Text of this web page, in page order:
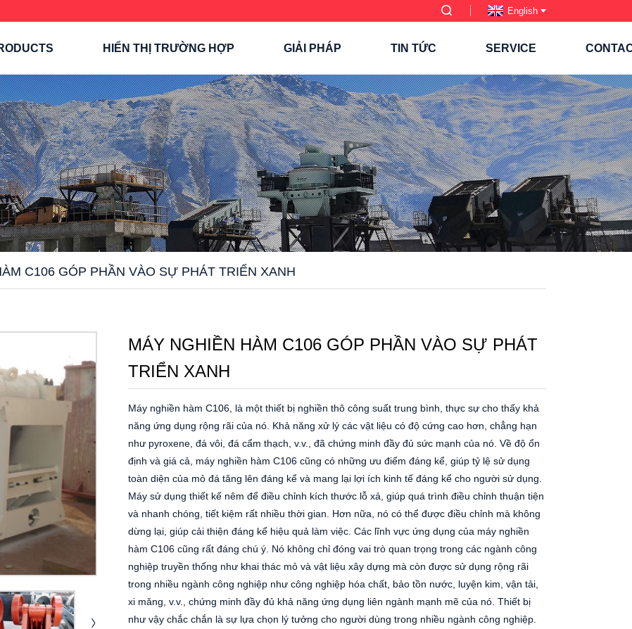
English
HIỂN THỊ TRƯỜNG HỢP GIẢI PHÁP TIN TỨC SERVICE
C106 GÓP PHẦN VÀO SỰ PHÁT TRIỂN XANH
MÁY NGHIỀN HÀM C106 GÓP PHẦN VÀO SỰ PHÁT
TRIỂN XANH
Máy nghiền hàm C106, là một thiết bị nghiền thô công suất trung bình, thực sự cho thấy khả
năng ứng dụng rộng rãi của nó. Khả năng xử lý các vật liệu có độ cứng cao hơn, chẳng hạn
như pyroxene, đá vôi, đá cẩm thạch, v.v., đã chứng minh đầy đủ sức mạnh của nó. Về độ ổn
định và giá cả, máy nghiền hàm C106 cũng có những ưu điểm đáng kể, giúp tỷ lệ sử dụng
toàn diện của mỏ đá tăng lên đáng kể và mang lại lợi ích kinh tế đáng kể cho người sử dụng.
Máy sử dụng thiết kế nêm để điều chỉnh kích thước lỗ xả, giúp quá trình điều chỉnh thuận tiện
và nhanh chóng, tiết kiệm rất nhiều thời gian. Hơn nữa, nó có thể được điều chỉnh mà không
dừng lại, giúp cải thiện đáng kể hiệu quả làm việc. Các lĩnh vực ứng dụng của máy nghiền
hàm C106 cũng rất đáng chú ý. Nó không chỉ đóng vai trò quan trọng trong các ngành công
nghiệp truyền thống như khai thác mỏ và vật liệu xây dựng mà còn được sử dụng rộng rãi
trong nhiều ngành công nghiệp như công nghiệp hóa chất, bảo tồn nước, luyện kim, vận tải,
xi măng, v.v., chứng minh đầy đủ khả năng ứng dụng liên ngành mạnh mẽ của nó. Thiết bị
như vậy chắc chắn là sự lựa chọn lý tưởng cho người dùng trong nhiều ngành công nghiệp.